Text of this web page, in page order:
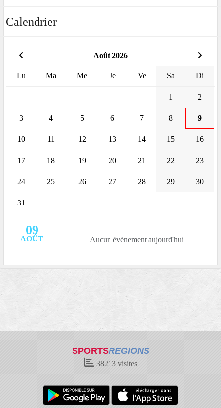
Calendrier
Août 2026
Lu Ma Me Je Ve Sa Di
1 2
3 4 5 6 7 8 9
10 11 12 13 14 15 16
17 18 19 20 21 22 23
24 25 26 27 28 29 30
31
09
AOÛT Aucun évènement aujourd'hui
SPORTSREGIONS
38213 visites